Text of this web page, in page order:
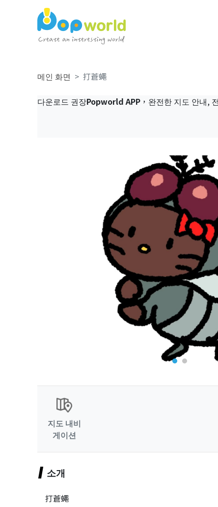
메인 화면 打蒼蠅
다운로드 권장Popworld APP，완전한 지도 안내,
지도 내비
게이션
소개
打蒼蠅